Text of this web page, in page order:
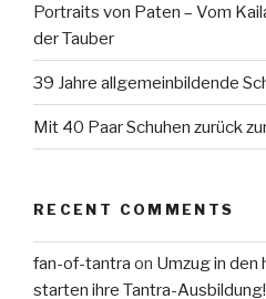
Portraits von Paten – Vom
der Tauber
39 Jahre allgemeinbildende
Mit 40 Paar Schuhen zurück
RECENT COMMENTS
fan-of-tantra on Umzug in den
starten ihre Tantra-Ausbildung!